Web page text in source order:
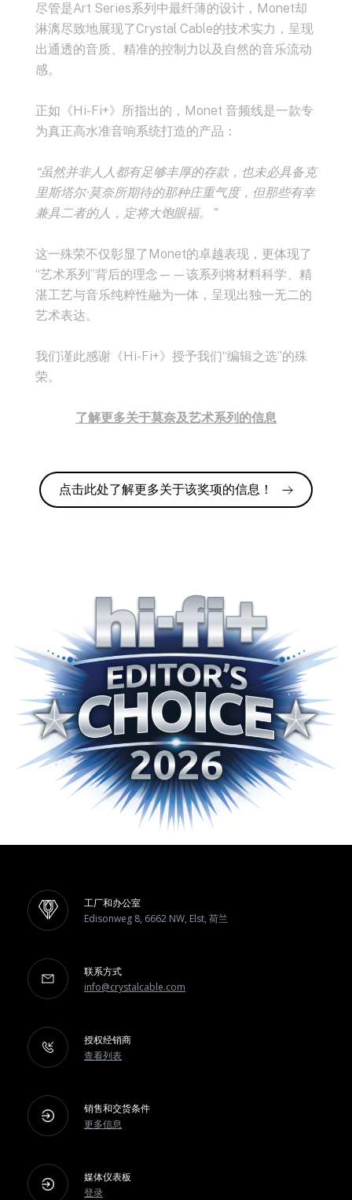
尽管是Art Series系列中最纤薄的设计，Monet却
淋漓尽致地展现了Crystal Cable的技术实力，呈现
出通透的音质、精准的控制力以及自然的音乐流动
感。
正如《Hi-Fi+》所指出的，Monet 音频线是一款专
为真正高水准音响系统打造的产品：
“虽然并非人人都有足够丰厚的存款，也未必具备克
里斯塔尔·莫奈所期待的那种庄重气度，但那些有幸
兼具二者的人，定将大饱眼福。”
这一殊荣不仅彰显了Monet的卓越表现，更体现了
“艺术系列”背后的理念——该系列将材料科学、精
湛工艺与音乐纯粹性融为一体，呈现出独一无二的
艺术表达。
我们谨此感谢《Hi-Fi+》授予我们“编辑之选”的殊
荣。
了解更多关于莫奈及艺术系列的信息
点击此处了解更多关于该奖项的信息！
工厂和办公室
Edisonweg 8, 6662 NW, Elst, 荷兰
联系方式
info@crystalcable.com
授权经销商
查看列表
销售和交货条件
更多信息
媒体仪表板
登录